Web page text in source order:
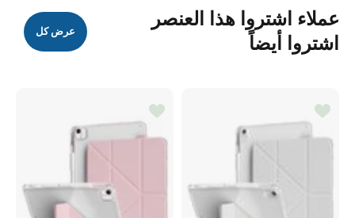
عملاء اشتروا هذا العنصر
اشتروا أيضاً
عرض كل